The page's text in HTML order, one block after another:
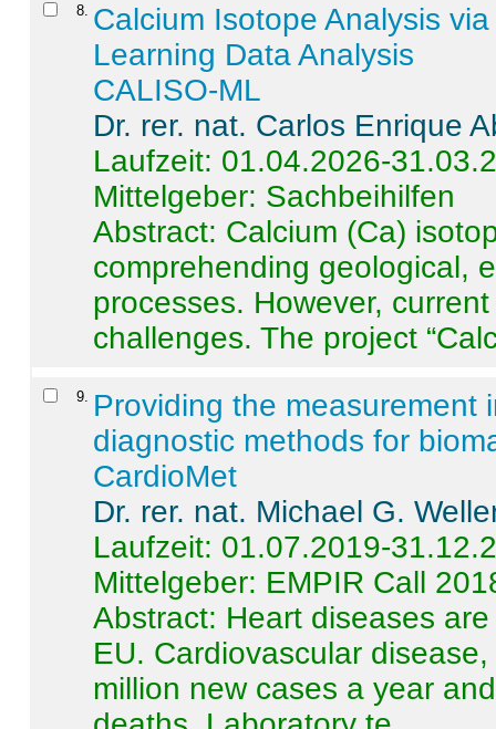
8 Calcium Isotope Analysis
Learning Data Analysis
CALISO-ML
Dr. rer. nat. Carlos Enrique
Laufzeit: 01.04.2026-
Mittelgeber: Sachbeihilfen
Abstract: Calcium (Ca)
comprehending geological,
processes. However,
challenges. The project
9
Providing the measurement
diagnostic methods for
CardioMet
Dr. rer. nat. Michael G.
Laufzeit: 01.07.2019-
Mittelgeber: EMPIR Call
Abstract: Heart diseases
EU. Cardiovascular
million new cases a year